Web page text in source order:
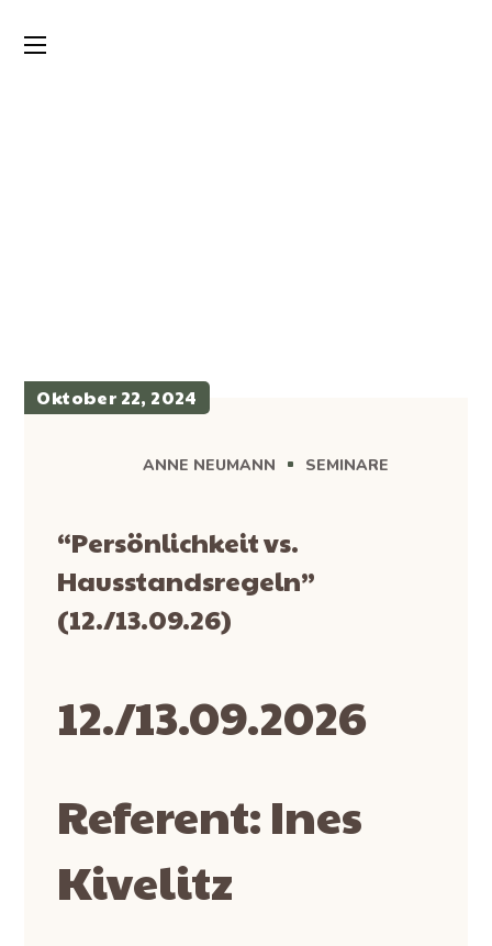
Oktober 22, 2024
ANNE NEUMANN SEMINARE
“Persönlichkeit vs.
Hausstandsregeln”
(12./13.09.26)
12./13.09.2026
Referent: Ines
Kivelitz